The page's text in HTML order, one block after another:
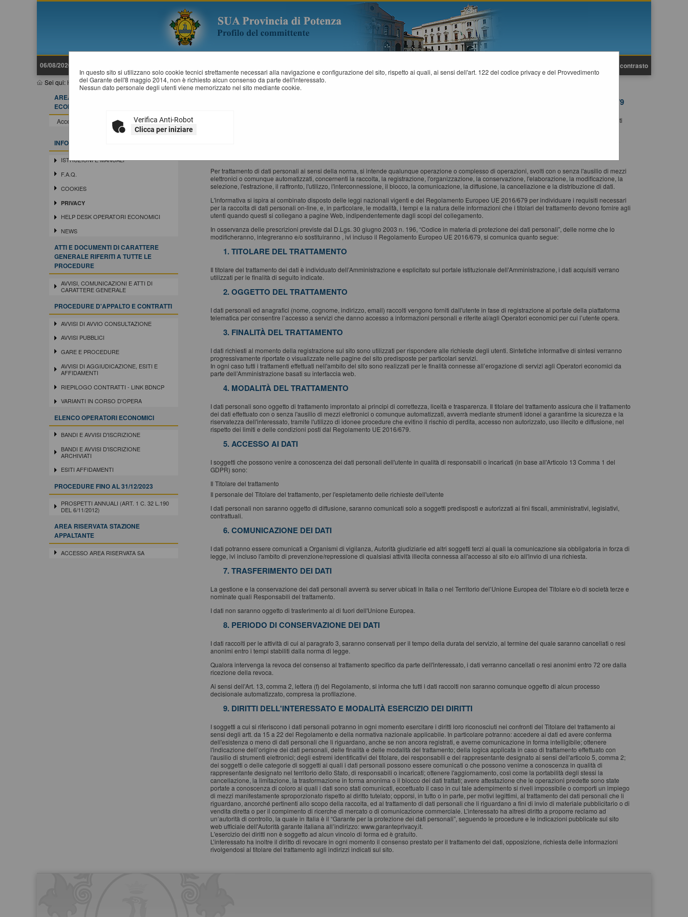
06/08/2026 23:37 Alto contrasto
Sei qui: Home»Informazioni»Privacy
In questo sito si utilizzano solo cookie tecnici strettamente necessari alla navigazione e configurazione del sito, rispetto ai quali, ai sensi dell'art. 122 del codice privacy e del Provvedimento
del Garante dell'8 maggio 2014, non è richiesto alcun consenso da parte dell'interessato.
Nessun dato personale degli utenti viene memorizzato nel sito mediante cookie.
Verifica Anti-Robot
Clicca per iniziare
AREA RISERVATA OPERATORE
ECONOMICO
Accedi - Registrati
INFORMAZIONI
ISTRUZIONI E MANUALI
F.A.Q.
COOKIES
PRIVACY
HELP DESK OPERATORI ECONOMICI
NEWS
ATTI E DOCUMENTI DI CARATTERE
GENERALE RIFERITI A TUTTE LE
PROCEDURE
AVVISI, COMUNICAZIONI E ATTI DI
CARATTERE GENERALE
PROCEDURE D'APPALTO E CONTRATTI
AVVISI DI AVVIO CONSULTAZIONE
AVVISI PUBBLICI
GARE E PROCEDURE
AVVISI DI AGGIUDICAZIONE, ESITI E
AFFIDAMENTI
RIEPILOGO CONTRATTI - LINK BDNCP
VARIANTI IN CORSO D'OPERA
ELENCO OPERATORI ECONOMICI
BANDI E AVVISI D'ISCRIZIONE
BANDI E AVVISI D'ISCRIZIONE
ARCHIVIATI
ESITI AFFIDAMENTI
PROCEDURE FINO AL 31/12/2023
PROSPETTI ANNUALI (ART. 1 C. 32 L.190
DEL 6/11/2012)
AREA RISERVATA STAZIONE
APPALTANTE
ACCESSO AREA RISERVATA SA
PRIVACY POLICY - INFORMATIVA PRIVACY AI SENSI DEL DLGS 196/2003 E DEL REGOLAMENTO UE 2016/679
Ai sensi del Regolamento UE 2016/679 denominato “Regolamento Europeo in materia di protezione dei dati personali” (GDPR) informiamo gli utenti
Per trattamento di dati personali ai sensi della norma, si intende qualunque operazione o complesso di operazioni, svolti con o senza l'ausilio di mezzi
elettronici o comunque automatizzati, concernenti la raccolta, la registrazione, l'organizzazione, la conservazione, l'elaborazione, la modificazione, la
selezione, l'estrazione, il raffronto, l'utilizzo, l'interconnessione, il blocco, la comunicazione, la diffusione, la cancellazione e la distribuzione di dati.
L'informativa si ispira al combinato disposto delle leggi nazionali vigenti e del Regolamento Europeo UE 2016/679 per individuare i requisiti necessari
per la raccolta di dati personali on-line, e, in particolare, le modalità, i tempi e la natura delle informazioni che i titolari del trattamento devono fornire agli
utenti quando questi si collegano a pagine Web, indipendentemente dagli scopi del collegamento.
In osservanza delle prescrizioni previste dal D.Lgs. 30 giugno 2003 n. 196, “Codice in materia di protezione dei dati personali”, delle norme che lo
modificheranno, integreranno e/o sostituiranno , ivi incluso il Regolamento Europeo UE 2016/679, si comunica quanto segue:
1. TITOLARE DEL TRATTAMENTO
Il titolare del trattamento dei dati è individuato dell’Amministrazione e esplicitato sul portale istituzionale dell’Amministrazione, i dati acquisiti verrano
utilizzati per le finalità di seguito indicate.
2. OGGETTO DEL TRATTAMENTO
I dati personali ed anagrafici (nome, cognome, indirizzo, email) raccolti vengono forniti dall'utente in fase di registrazione al portale della piattaforma
telematica per consentire l’accesso a servizi che danno accesso a informazioni personali e riferite al/agli Operatori economici per cui l’utente opera.
3. FINALITÀ DEL TRATTAMENTO
I dati richiesti al momento della registrazione sul sito sono utilizzati per rispondere alle richieste degli utenti. Sintetiche informative di sintesi verranno
progressivamente riportate o visualizzate nelle pagine del sito predisposte per particolari servizi.
In ogni caso tutti i trattamenti effettuati nell'ambito del sito sono realizzati per le finalità connesse all’erogazione di servizi agli Operatori economici da
parte dell’Amministrazione basati su interfaccia web.
4. MODALITÀ DEL TRATTAMENTO
I dati personali sono oggetto di trattamento improntato ai principi di correttezza, liceità e trasparenza. Il titolare del trattamento assicura che il trattamento
dei dati effettuato con o senza l'ausilio di mezzi elettronici o comunque automatizzati, avverrà mediante strumenti idonei a garantirne la sicurezza e la
riservatezza dell'interessato, tramite l'utilizzo di idonee procedure che evitino il rischio di perdita, accesso non autorizzato, uso illecito e diffusione, nel
rispetto dei limiti e delle condizioni posti dal Regolamento UE 2016/679.
5. ACCESSO AI DATI
I soggetti che possono venire a conoscenza dei dati personali dell'utente in qualità di responsabili o incaricati (in base all'Articolo 13 Comma 1 del
GDPR) sono:
Il Titolare del trattamento
Il personale del Titolare del trattamento, per l'espletamento delle richieste dell'utente
I dati personali non saranno oggetto di diffusione, saranno comunicati solo a soggetti predisposti e autorizzati ai fini fiscali, amministrativi, legislativi,
contrattuali.
6. COMUNICAZIONE DEI DATI
I dati potranno essere comunicati a Organismi di vigilanza, Autorità giudiziarie ed altri soggetti terzi ai quali la comunicazione sia obbligatoria in forza di
legge, ivi incluso l'ambito di prevenzione/repressione di qualsiasi attività illecita connessa all'accesso al sito e/o all'invio di una richiesta.
7. TRASFERIMENTO DEI DATI
La gestione e la conservazione dei dati personali avverrà su server ubicati in Italia o nel Territorio del’Unione Europea del Titolare e/o di società terze e
nominate quali Responsabili del trattamento.
I dati non saranno oggetto di trasferimento al di fuori dell'Unione Europea.
8. PERIODO DI CONSERVAZIONE DEI DATI
I dati raccolti per le attività di cui al paragrafo 3, saranno conservati per il tempo della durata del servizio, al termine del quale saranno cancellati o resi
anonimi entro i tempi stabiliti dalla norma di legge.
Qualora intervenga la revoca del consenso al trattamento specifico da parte dell'interessato, i dati verranno cancellati o resi anonimi entro 72 ore dalla
ricezione della revoca.
Ai sensi dell'Art. 13, comma 2, lettera (f) del Regolamento, si informa che tutti i dati raccolti non saranno comunque oggetto di alcun processo
decisionale automatizzato, compresa la profilazione.
9. DIRITTI DELL'INTERESSATO E MODALITÀ ESERCIZIO DEI DIRITTI
I soggetti a cui si riferiscono i dati personali potranno in ogni momento esercitare i diritti loro riconosciuti nei confronti del Titolare del trattamento ai
sensi degli artt. da 15 a 22 del Regolamento e della normativa nazionale applicabile. In particolare potranno: accedere ai dati ed avere conferma
dell'esistenza o meno di dati personali che li riguardano, anche se non ancora registrati, e averne comunicazione in forma intelligibile; ottenere
l'indicazione dell’origine dei dati personali, delle finalità e delle modalità del trattamento; della logica applicata in caso di trattamento effettuato con
l'ausilio di strumenti elettronici; degli estremi identificativi del titolare, dei responsabili e del rappresentante designato ai sensi dell'articolo 5, comma 2;
dei soggetti o delle categorie di soggetti ai quali i dati personali possono essere comunicati o che possono venirne a conoscenza in qualità di
rappresentante designato nel territorio dello Stato, di responsabili o incaricati; ottenere l'aggiornamento, così come la portabilità degli stessi la
cancellazione, la limitazione, la trasformazione in forma anonima o il blocco dei dati trattati; avere attestazione che le operazioni predette sono state
portate a conoscenza di coloro ai quali i dati sono stati comunicati, eccettuato il caso in cui tale adempimento si riveli impossibile o comporti un impiego
di mezzi manifestamente sproporzionato rispetto al diritto tutelato; opporsi, in tutto o in parte, per motivi legittimi, al trattamento dei dati personali che li
riguardano, ancorché pertinenti allo scopo della raccolta, ed al trattamento di dati personali che li riguardano a fini di invio di materiale pubblicitario o di
vendita diretta o per il compimento di ricerche di mercato o di comunicazione commerciale. L’interessato ha altresì diritto a proporre reclamo ad
un’autorità di controllo, la quale in Italia è il “Garante per la protezione dei dati personali”, seguendo le procedure e le indicazioni pubblicate sul sito
web ufficiale dell'Autorità garante italiana all’indirizzo: www.garanteprivacy.it.
L'esercizio dei diritti non è soggetto ad alcun vincolo di forma ed è gratuito.
L’interessato ha inoltre il diritto di revocare in ogni momento il consenso prestato per il trattamento dei dati, opposizione, richiesta delle informazioni
rivolgendosi al titolare del trattamento agli indirizzi indicati sul sito.